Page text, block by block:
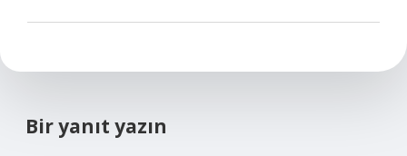
Bir yanıt yazın